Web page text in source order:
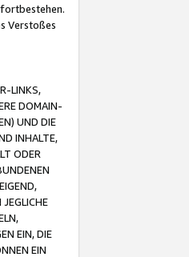
Verstoßes
LINKS,
DOMAIN-
UND DIE
INHALTE,
ODER
EIN, DIE
EIN